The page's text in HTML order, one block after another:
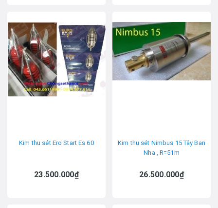
Kim thu sét Ero Start Es 60
23.500.000₫
Kim thu sét Nimbus 15 Tây Ban
Nha , R=51m
26.500.000₫